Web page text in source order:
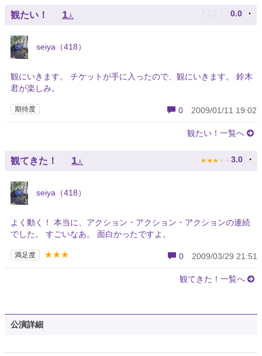
観たい！ 1人 ♪ ♪ ♪ ♪ ♪ 0.0
seiya（418）
観にいきます。 チケットが手に入ったので、観にいきます。 鈴木
君が楽しみ。
期待度 0 2009/01/11 19:02
観たい！一覧へ
観てきた！ 1 人 ★ ★ ★ ★ ★ 3.0
seiya（418）
よく動く！ 本当に、アクション・アクション・アクションの連続
でした。 すごいなあ。 面白かったですよ。
満足度 ★★★ 0 2009/03/29 21:51
観てきた！一覧へ
公演詳細